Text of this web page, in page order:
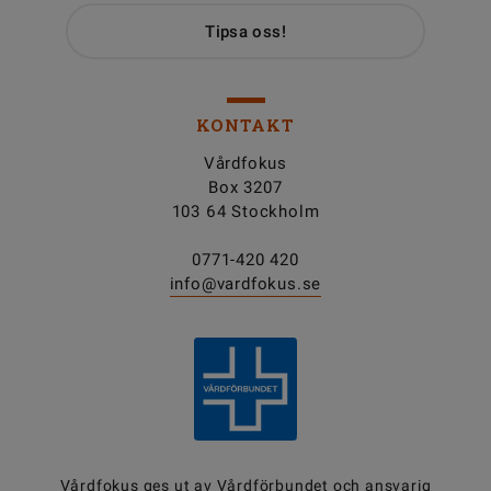
Tipsa oss!
KONTAKT
Vårdfokus
Box 3207
103 64 Stockholm
0771-420 420
info@vardfokus.se
Vårdfokus ges ut av Vårdförbundet och ansvarig